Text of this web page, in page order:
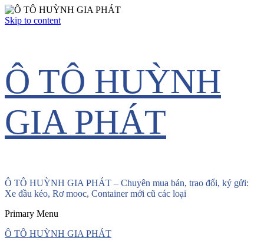
Skip to content
Ô TÔ HUỲNH
GIA PHÁT
Ô TÔ HUỲNH GIA PHÁT – Chuyên mua bán, trao đổi, ký gửi:
Xe đầu kéo, Rơ mooc, Container mới cũ các loại
Primary Menu
Ô TÔ HUỲNH GIA PHÁT